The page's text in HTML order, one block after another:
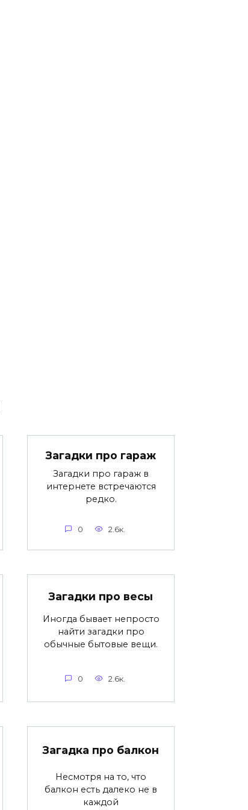
Загадки про гараж
Загадки про гараж в
интернете встречаются
редко.
0 2.6к.
Загадки про весы
Иногда бывает непросто
найти загадки про
обычные бытовые вещи.
0 2.6к.
Загадка про балкон
Несмотря на то, что
балкон есть далеко не в
каждой